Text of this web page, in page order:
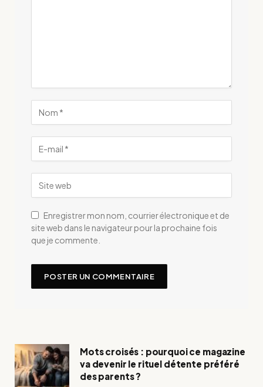
Enregistrer mon nom, courrier électronique et de
site web dans le navigateur pour la prochaine fois
que je commente.
Mots croisés : pourquoi ce magazine
va devenir le rituel détente préféré
des parents ?